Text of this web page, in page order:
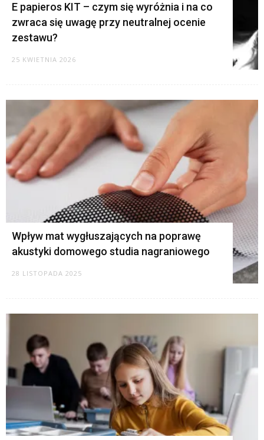
E papieros KIT – czym się wyróżnia i na co
zwraca się uwagę przy neutralnej ocenie
zestawu?
25 KWIETNIA 2026
Wpływ mat wygłuszających na poprawę
akustyki domowego studia nagraniowego
28 LISTOPADA 2025